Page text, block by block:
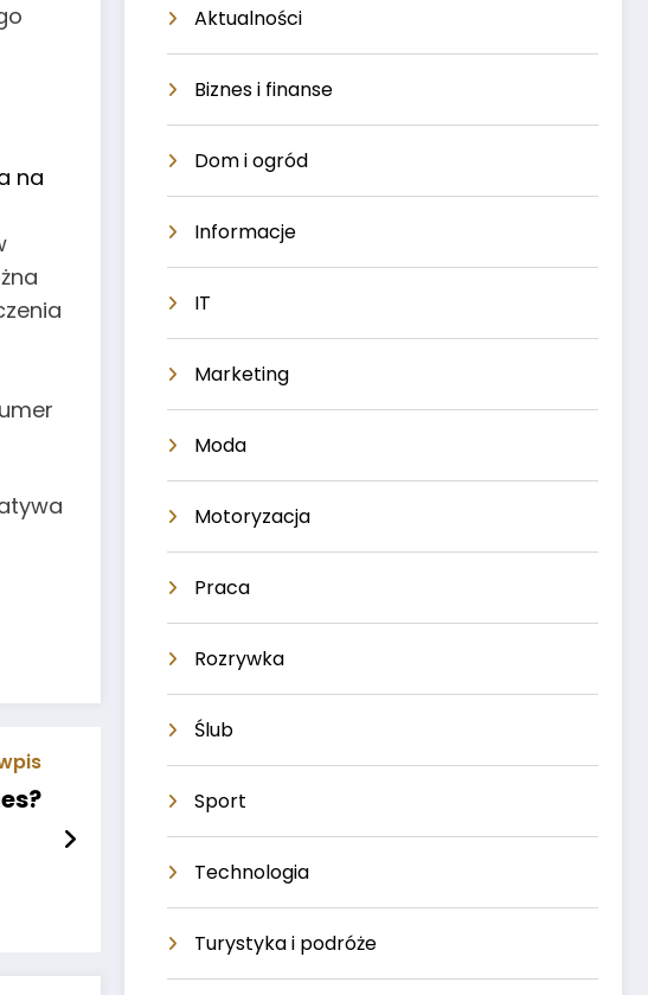
na
Aktualności
Biznes i finanse
Dom i ogród
Informacje
IT
Marketing
Moda
Motoryzacja
Praca
Rozrywka
Ślub
Sport
Technologia
Turystyka i podróże